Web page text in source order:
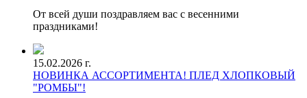
От всей души поздравляем вас с весенними
праздниками!
15.02.2026 г.
НОВИНКА АССОРТИМЕНТА! ПЛЕД ХЛОПКОВЫЙ
"РОМБЫ"!